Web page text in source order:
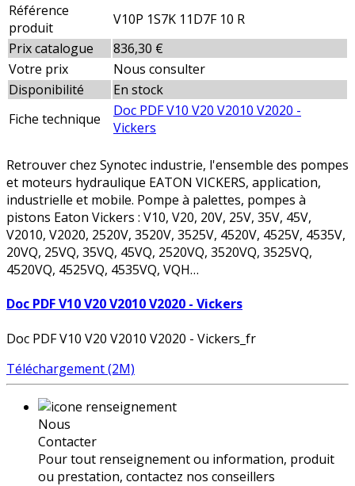
Référence
produit
V10P 1S7K 11D7F 10 R
Prix catalogue
836,30 €
Votre prix
Nous consulter
Disponibilité
En stock
Fiche technique
Doc PDF V10 V20 V2010 V2020 -
Vickers
Retrouver chez Synotec industrie, l'ensemble des pompes
et moteurs hydraulique EATON VICKERS, application,
industrielle et mobile. Pompe à palettes, pompes à
pistons Eaton Vickers : V10, V20, 20V, 25V, 35V, 45V,
V2010, V2020, 2520V, 3520V, 3525V, 4520V, 4525V, 4535V,
20VQ, 25VQ, 35VQ, 45VQ, 2520VQ, 3520VQ, 3525VQ,
4520VQ, 4525VQ, 4535VQ, VQH…
Doc PDF V10 V20 V2010 V2020 - Vickers
Doc PDF V10 V20 V2010 V2020 - Vickers_fr
Téléchargement (2M)
Nous
Contacter
Pour tout renseignement ou information, produit
ou prestation, contactez nos conseillers